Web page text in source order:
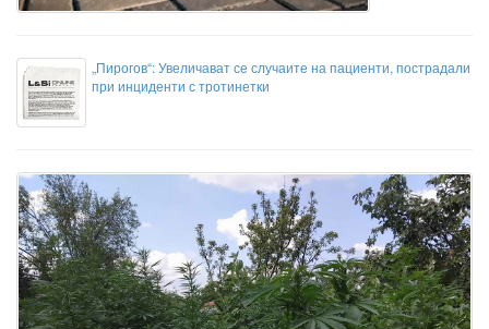
„Пирогов“: Увеличават се случаите на пациенти, пострадали
при инциденти с тротинетки